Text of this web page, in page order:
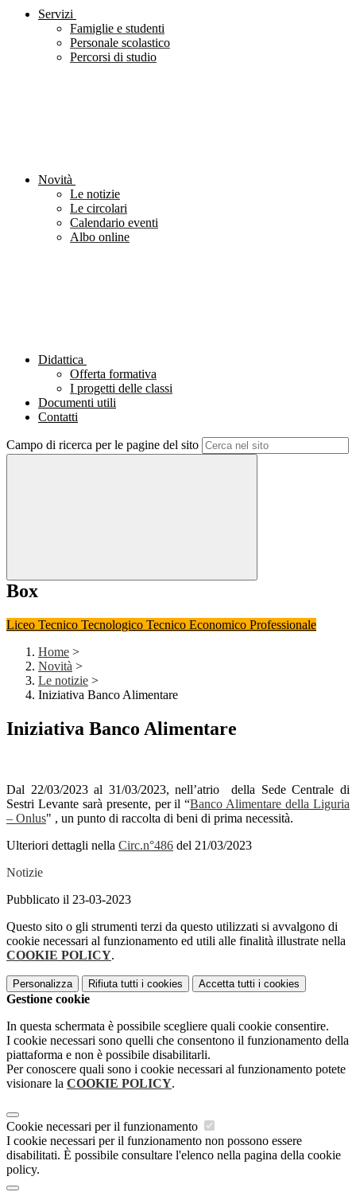
Servizi
Famiglie e studenti
Personale scolastico
Percorsi di studio
Novità
Le notizie
Le circolari
Calendario eventi
Albo online
Didattica
Offerta formativa
I progetti delle classi
Documenti utili
Contatti
Campo di ricerca per le pagine del sito
Box
Liceo Tecnico Tecnologico Tecnico Economico Professionale
Home >
Novità >
Le notizie >
Iniziativa Banco Alimentare
Iniziativa Banco Alimentare
Dal 22/03/2023 al 31/03/2023, nell’atrio della Sede Centrale di
Sestri Levante sarà presente, per il “Banco Alimentare della Liguria
– Onlus" , un punto di raccolta di beni di prima necessità.
Ulteriori dettagli nella Circ.n°486 del 21/03/2023
Notizie
Pubblicato il 23-03-2023
Questo sito o gli strumenti terzi da questo utilizzati si avvalgono di
cookie necessari al funzionamento ed utili alle finalità illustrate nella
COOKIE POLICY.
Personalizza Rifiuta tutti i cookies Accetta tutti i cookies
Gestione cookie
In questa schermata è possibile scegliere quali cookie consentire.
I cookie necessari sono quelli che consentono il funzionamento della
piattaforma e non è possibile disabilitarli.
Per conoscere quali sono i cookie necessari al funzionamento potete
visionare la COOKIE POLICY.
Cookie necessari per il funzionamento
I cookie necessari per il funzionamento non possono essere
disabilitati. È possibile consultare l'elenco nella pagina della cookie
policy.